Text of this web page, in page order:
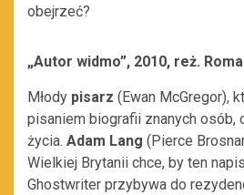
obejrzeć?
„Autor widmo”, 2010, reż.
Młody pisarz (Ewan McGregor),
pisaniem biografii znanych osób,
życia. Adam Lang (Pierce
Wielkiej Brytanii chce, by ten
Ghostwriter przybywa do